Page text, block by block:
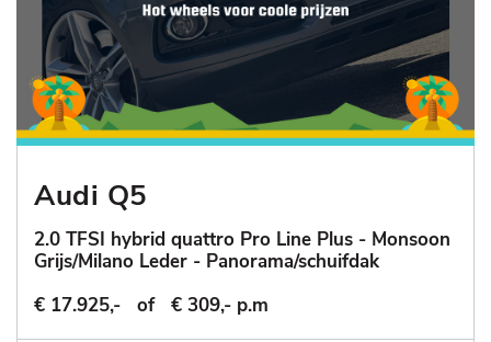
Audi Q5
2.0 TFSI hybrid quattro Pro Line Plus - Monsoon
Grijs/Milano Leder - Panorama/schuifdak
€ 17.925,-
of € 309,- p.m